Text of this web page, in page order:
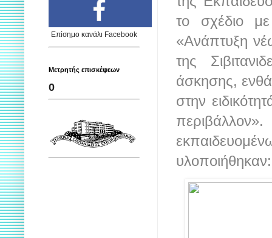
το σχέδιο με
«Ανάπτυξη
της
άσκησης,
στην
υλοποιήθηκαν:
Επίσημο κανάλι Facebook
Μετρητής επισκέψεων
0